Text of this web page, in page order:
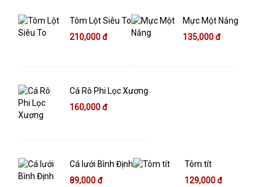
Tôm Lột Siêu To
210,000 đ
Mực Một Nắng
135,000 đ
Cá Rô Phi Lọc Xương
160,000 đ
Cá lưới Bình Định
89,000 đ
Tôm tít
129,000 đ